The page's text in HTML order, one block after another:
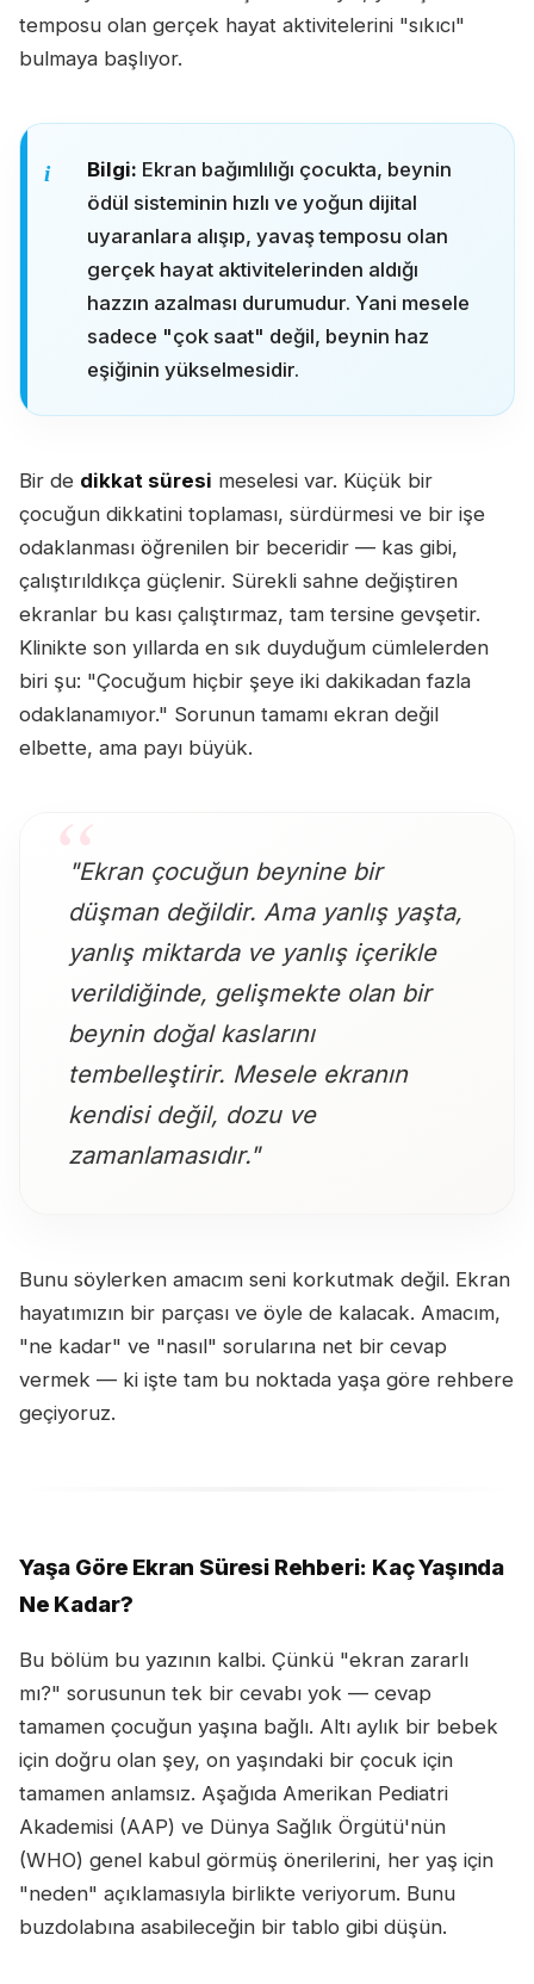
temposu olan gerçek hayat aktivitelerini "sıkıcı"
bulmaya başlıyor.
Bilgi: Ekran bağımlılığı çocukta, beynin
ödül sisteminin hızlı ve yoğun dijital
uyaranlara alışıp, yavaş temposu olan
gerçek hayat aktivitelerinden aldığı
hazzın azalması durumudur. Yani mesele
sadece "çok saat" değil, beynin haz
eşiğinin yükselmesidir.
Bir de dikkat süresi meselesi var. Küçük bir
çocuğun dikkatini toplaması, sürdürmesi ve bir işe
odaklanması öğrenilen bir beceridir — kas gibi,
çalıştırıldıkça güçlenir. Sürekli sahne değiştiren
ekranlar bu kası çalıştırmaz, tam tersine gevşetir.
Klinikte son yıllarda en sık duyduğum cümlelerden
biri şu: "Çocuğum hiçbir şeye iki dakikadan fazla
odaklanamıyor." Sorunun tamamı ekran değil
elbette, ama payı büyük.
"Ekran çocuğun beynine bir
düşman değildir. Ama yanlış yaşta,
yanlış miktarda ve yanlış içerikle
verildiğinde, gelişmekte olan bir
beynin doğal kaslarını
tembelleştirir. Mesele ekranın
kendisi değil, dozu ve
zamanlamasıdır."
Bunu söylerken amacım seni korkutmak değil. Ekran
hayatımızın bir parçası ve öyle de kalacak. Amacım,
"ne kadar" ve "nasıl" sorularına net bir cevap
vermek — ki işte tam bu noktada yaşa göre rehbere
geçiyoruz.
Yaşa Göre Ekran Süresi Rehberi: Kaç Yaşında
Ne Kadar?
Bu bölüm bu yazının kalbi. Çünkü "ekran zararlı
mı?" sorusunun tek bir cevabı yok — cevap
tamamen çocuğun yaşına bağlı. Altı aylık bir bebek
için doğru olan şey, on yaşındaki bir çocuk için
tamamen anlamsız. Aşağıda Amerikan Pediatri
Akademisi (AAP) ve Dünya Sağlık Örgütü'nün
(WHO) genel kabul görmüş önerilerini, her yaş için
"neden" açıklamasıyla birlikte veriyorum. Bunu
buzdolabına asabileceğin bir tablo gibi düşün.